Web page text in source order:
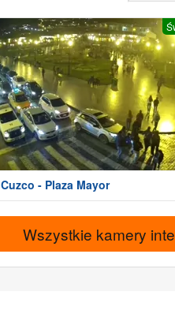
Cuzco - Plaza Mayor
Wszystkie kamery